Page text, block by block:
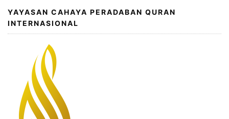
YAYASAN CAHAYA PERADABAN QURAN
INTERNASIONAL